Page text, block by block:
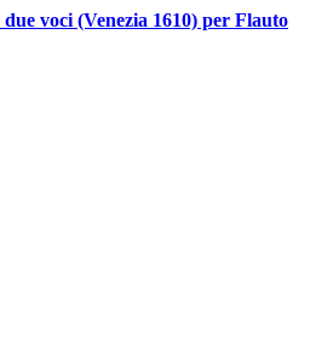
voci (Venezia 1610) per Flauto